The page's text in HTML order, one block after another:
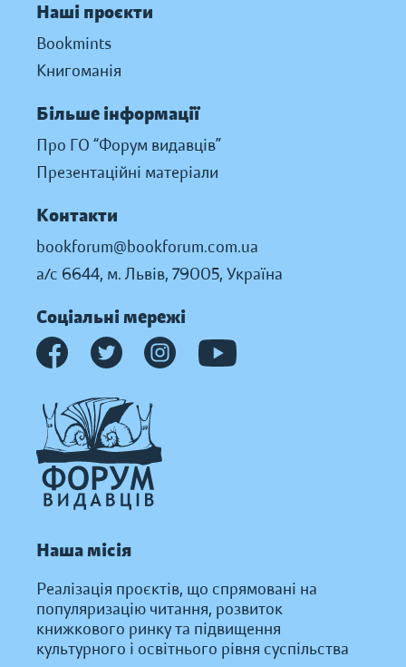
Наші проєкти
Bookmints
Книгоманія
Більше інформації
Про ГО “Форум видавців”
Презентаційні матеріали
Контакти
bookforum@bookforum.com.ua
а/с 6644, м. Львів, 79005, Україна
Соціальні мережі
Наша місія
Реалізація проєктів, що спрямовані на
популяризацію читання, розвиток
книжкового ринку та підвищення
культурного і освітнього рівня суспільства